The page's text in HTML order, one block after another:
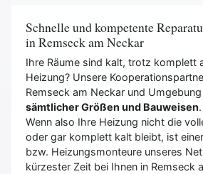
Schnelle und kompetente
in Remseck am Neckar
Ihre Räume sind kalt, trotz komplett
Heizung? Unsere
Remseck am Neckar und Umgebung
sämtlicher Größen und Bauweisen.
Wenn also Ihre Heizung nicht die
oder gar komplett kalt bleibt, ist
bzw. Heizungsmonteure unseres
kürzester Zeit bei Ihnen in Remseck